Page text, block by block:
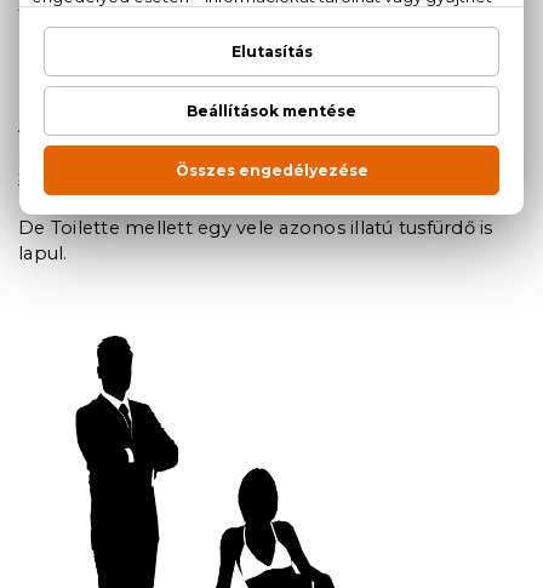
tolakodó akkor sem, ha két fújásnál több kerül belőle
az úgy nevezett pulzus, alias lüktetőpontokra.
A 007-es rajongóinak szemfelcsillanós meglepetés
lehet a férfiasan fekete üvegbe rejtettJames Bond -
Seven
, amelyet számos üzletben akár szettben is
megvásárolhatunk. Ebben az összeállításban az Eau
De Toilette mellett egy vele azonos illatú tusfürdő is
lapul.